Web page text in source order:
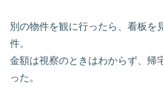
別の物件を観に行ったら、看板を
件。
金額は視察のときはわからず、帰
った。